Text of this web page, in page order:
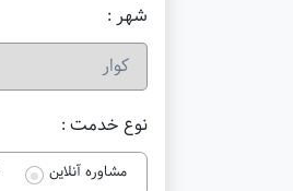
شهر :
نوع خدمت :
مشاوره آنلاین